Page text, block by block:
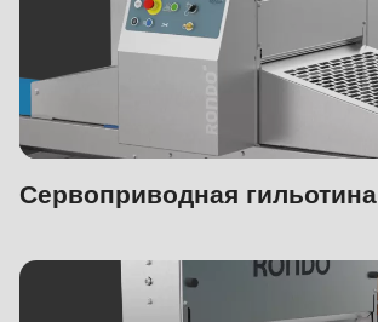
Сервоприводная гильотина